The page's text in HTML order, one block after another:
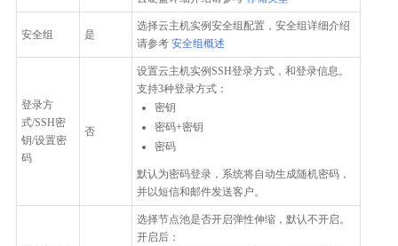
安全组 是
选择云主机实例安全组配置，安全组详细介绍
请参考 安全组概述
登录方
式/SSH密
钥/设置密
码
否
设置云主机实例SSH登录方式，和登录信息。
支持3种登录方式：
密钥
密码+密钥
密码
默认为密码登录，系统将自动生成随机密码，
并以短信和邮件发送客户。
选择节点池是否开启弹性伸缩，默认不开启。
开启后：